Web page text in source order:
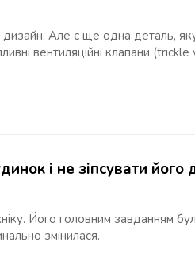
Але є ще одна деталь, яку
вентиляційні клапани
і не зіпсувати його
Його головним завданням
змінилася.